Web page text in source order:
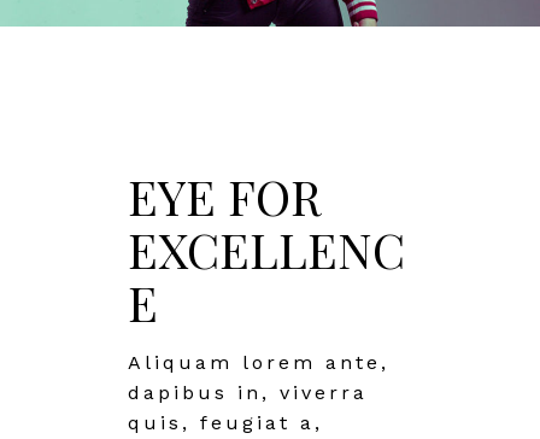
EYE FOR
EXCELLENC
E
Aliquam lorem ante,
dapibus in, viverra
quis, feugiat a,